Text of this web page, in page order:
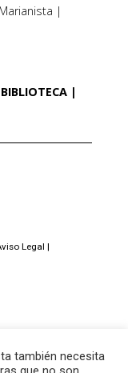
BIBLIOTECA
Legal
también necesita